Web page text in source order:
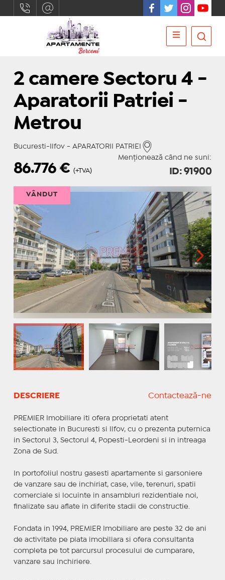
2 camere Sectoru 4 -
Aparatorii Patriei -
Metrou
Bucuresti-Ilfov - APARATORII PATRIEI
Menționează când ne suni:
86.776€ (+TVA) ID: 91900
VÂNDUT
DESCRIERE Contactează-ne
PREMIER Imobiliare iti ofera proprietati atent
selectionate in Bucuresti si Ilfov, cu o prezenta puternica
in Sectorul 3, Sectorul 4, Popesti-Leordeni si in intreaga
Zona de Sud.
In portofoliul nostru gasesti apartamente si garsoniere
de vanzare sau de inchiriat, case, vile, terenuri, spatii
comerciale si locuinte in ansambluri rezidentiale noi,
finalizate sau aflate in diferite stadii de constructie.
Fondata in 1994, PREMIER Imobiliare are peste 32 de ani
de activitate pe piata imobiliara si ofera consultanta
completa pe tot parcursul procesului de cumparare,
vanzare sau inchiriere.